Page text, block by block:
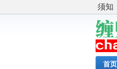
须知
首页